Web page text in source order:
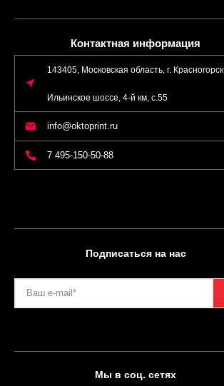
Контактная информация
143405, Московская область, г. Красногорск,
Ильинское шоссе, 4-й км, с.55
info@oktoprint.ru
7 495-150-50-88
Подписаться на нас
Мы в соц. сетях